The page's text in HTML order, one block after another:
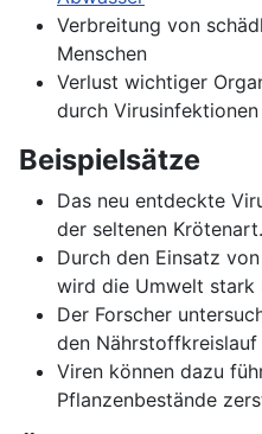
Verbreitung von
Menschen
Verlust wichtiger
durch Virusinfektionen
Beispielsätze
Das neu entdeckte
der seltenen Krötenart.
Durch den Einsatz
wird die Umwelt stark
Der Forscher
den
Viren können dazu
Pflanzenbestände